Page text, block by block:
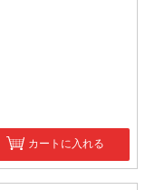
カートに入れる